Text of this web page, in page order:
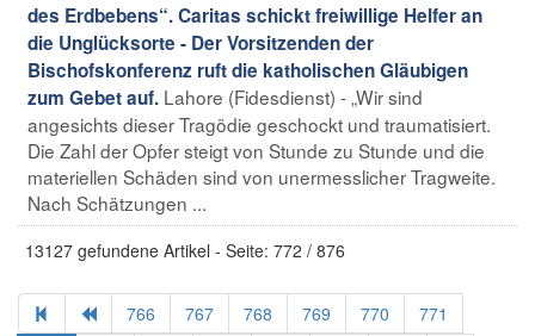
des Erdbebens“. Caritas schickt freiwillige Helfer an
die Unglücksorte - Der Vorsitzenden der
Bischofskonferenz ruft die katholischen Gläubigen
zum Gebet auf. Lahore (Fidesdienst) - „Wir sind
angesichts dieser Tragödie geschockt und traumatisiert.
Die Zahl der Opfer steigt von Stunde zu Stunde und die
materiellen Schäden sind von unermesslicher Tragweite.
Nach Schätzungen ...
13127 gefundene Artikel - Seite: 772 / 876
766 767 768 769 770
771